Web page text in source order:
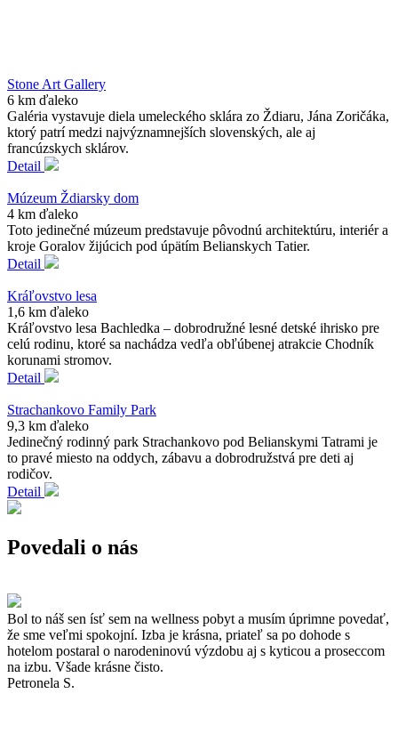
Stone Art Gallery
6 km ďaleko
Galéria vystavuje diela umeleckého sklára zo Ždiaru, Jána Zoričáka,
ktorý patrí medzi najvýznamnejších slovenských, ale aj
francúzskych sklárov.
Detail
Múzeum Ždiarsky dom
4 km ďaleko
Toto jedinečné múzeum predstavuje pôvodnú architektúru, interiér a
kroje Goralov žijúcich pod úpätím Belianskych Tatier.
Detail
Kráľovstvo lesa
1,6 km ďaleko
Kráľovstvo lesa Bachledka – dobrodružné lesné detské ihrisko pre
celú rodinu, ktoré sa nachádza vedľa obľúbenej atrakcie Chodník
korunami stromov.
Detail
Strachankovo Family Park
9,3 km ďaleko
Jedinečný rodinný park Strachankovo pod Belianskymi Tatrami je
to pravé miesto na oddych, zábavu a dobrodružstvá pre deti aj
rodičov.
Detail
Povedali o nás
Bol to náš sen ísť sem na wellness pobyt a musím úprimne povedať,
že sme veľmi spokojní. Izba je krásna, priateľ sa po dohode s
hotelom postaral o narodeninovú výzdobu aj s kyticou a proseccom
na izbu. Všade krásne čisto.
Petronela S.